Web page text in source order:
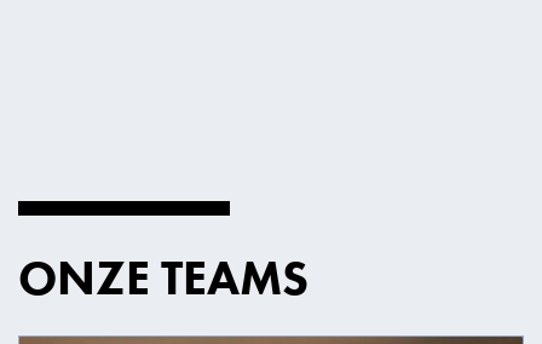
ONZE TEAMS